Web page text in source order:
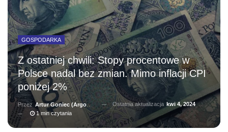
GOSPODARKA
Z ostatniej chwili: Stopy procentowe w
Polsce nadal bez zmian. Mimo inflacji CPI
poniżej 2%
PrzezArtur Goniec (Argonauta) Ostatnia aktualizacja kwi 4, 2024
1 min czytania